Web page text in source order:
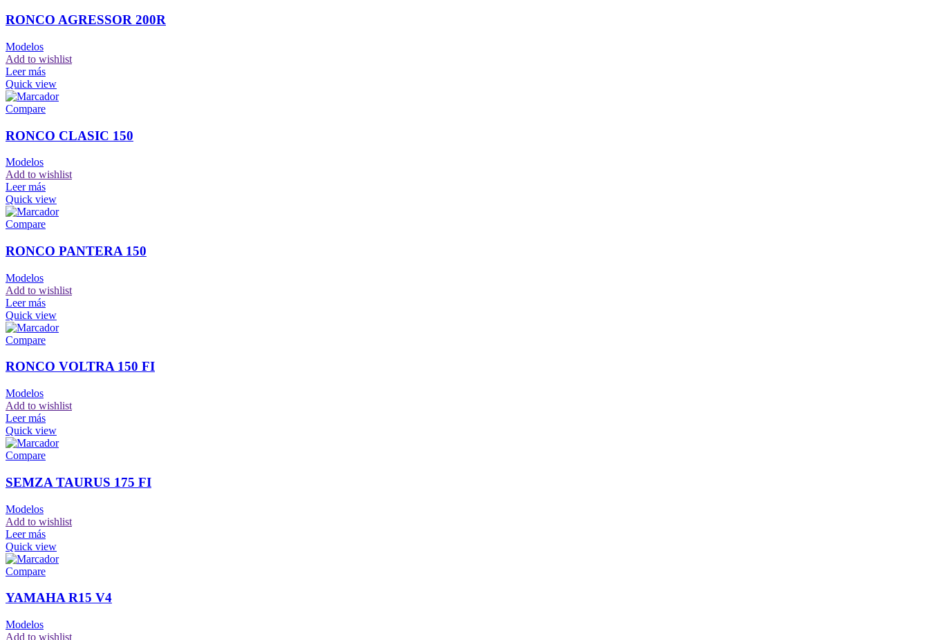
RONCO AGRESSOR 200R
Modelos
Add to wishlist
Leer más
Quick view
Compare
RONCO CLASIC 150
Modelos
Add to wishlist
Leer más
Quick view
Compare
RONCO PANTERA 150
Modelos
Add to wishlist
Leer más
Quick view
Compare
RONCO VOLTRA 150 FI
Modelos
Add to wishlist
Leer más
Quick view
Compare
SEMZA TAURUS 175 FI
Modelos
Add to wishlist
Leer más
Quick view
Compare
YAMAHA R15 V4
Modelos
Add to wishlist